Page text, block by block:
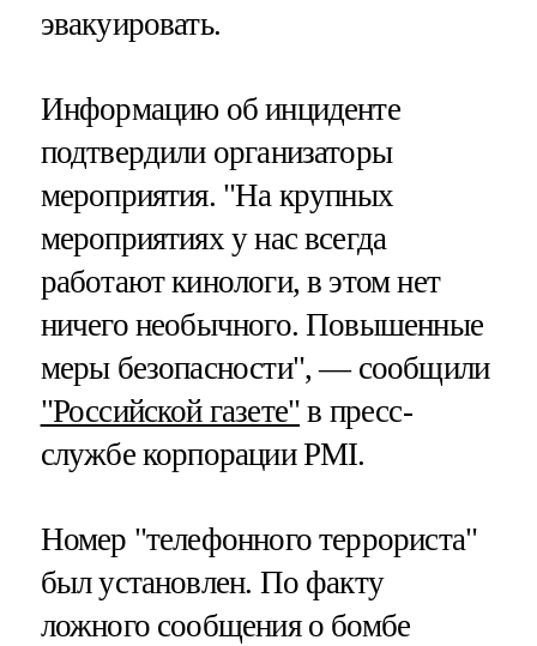
эвакуировать.
Информацию об инциденте
подтвердили организаторы
мероприятия. "На крупных
мероприятиях у нас всегда
работают кинологи, в этом нет
ничего необычного. Повышенные
меры безопасности", — сообщили
"Российской газете" в пресс-
службе корпорации PMI.
Номер "телефонного террориста"
был установлен. По факту
ложного сообщения о бомбе